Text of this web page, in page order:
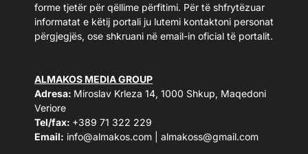
forme tjetër për qëllime përfitimi. Për të shfrytëzuar
informatat e këtij portali ju lutemi kontaktoni personat
përgjegjës, ose shkruani në email-in oficial të portalit.
ALMAKOS MEDIA GROUP
Adresa: Miroslav Krleza 14, 1000 Shkup, Maqedoni
Veriore
Tel/fax: +389 71 322 229
Email: info@almakos.com almakoss@gmail.com